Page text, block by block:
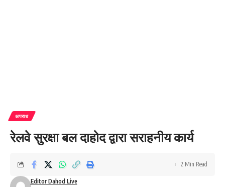
अपराध
रेलवे सुरक्षा बल दाहोद द्वारा सराहनीय कार्य
Editor Dahod Live
2 Min Read